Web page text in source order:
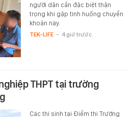
người dân cần đặc biệt thận
trọng khi gặp tình huống chuyển
khoản này.
TEK-LIFE - 4 giờ trước
THPT tại trường
Các thí sinh tại Điểm thi Trường